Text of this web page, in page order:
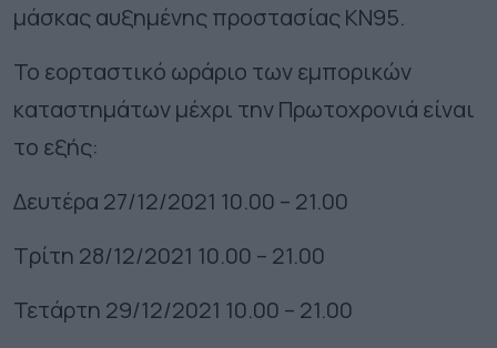
μάσκας αυξημένης προστασίας ΚΝ95.
Το εορταστικό ωράριο των εμπορικών
καταστημάτων μέχρι την Πρωτοχρονιά είναι
το εξής:
Δευτέρα 27/12/2021 10.00 – 21.00
Τρίτη 28/12/2021 10.00 – 21.00
Τετάρτη 29/12/2021 10.00 – 21.00